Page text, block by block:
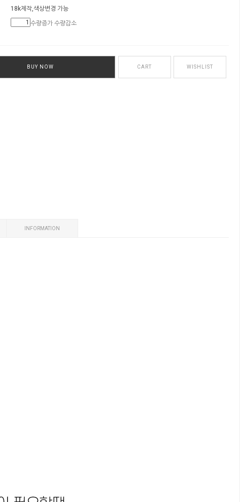
18k제작,색상변경 가능
수량증가 수량감소
BUY NOW CART WISHLIST
INFORMATION